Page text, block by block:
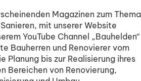
Magazinen zum Thema
mit unserer Website
YouTube Channel „Bauhelden“
Bauherren und Renovierer vom
Planung bis zur Realisierung ihres
Bereichen von Renovierung,